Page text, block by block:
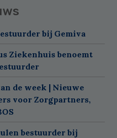
bij Gemiva
Ziekenhuis benoemt
de week | Nieuwe
voor Zorgpartners,
bestuurder bij